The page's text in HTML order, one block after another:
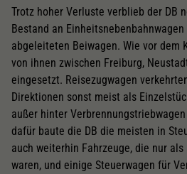
Trotz hoher Verluste verblieb der DB
Bestand an
abgeleiteten Beiwagen. Wie vor dem
von ihnen zwischen Freiburg,
eingesetzt. Reisezugwagen
Direktionen sonst meist als
außer hinter
dafür baute die DB die meisten in
auch weiterhin Fahrzeuge, die nur
waren, und einige Steuerwagen für